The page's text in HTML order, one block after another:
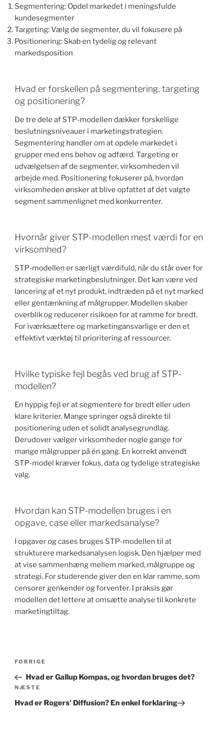
Segmentering: Opdel markedet i meningsfulde
kundesegmenter
Targeting: Vælg de segmenter, du vil fokusere på
Positionering: Skab en tydelig og relevant
markedsposition
Hvad er forskellen på segmentering, targeting
og positionering?
De tre dele af STP-modellen dækker forskellige
beslutningsniveauer i marketingstrategien.
Segmentering handler om at opdele markedet i
grupper med ens behov og adfærd. Targeting er
udvælgelsen af de segmenter, virksomheden vil
arbejde med. Positionering fokuserer på, hvordan
virksomheden ønsker at blive opfattet af det valgte
segment sammenlignet med konkurrenter.
Hvornår giver STP-modellen mest værdi for en
virksomhed?
STP-modellen er særligt værdifuld, når du står over for
strategiske marketingbeslutninger. Det kan være ved
lancering af et nyt produkt, indtræden på et nyt marked
eller gentænkning af målgrupper. Modellen skaber
overblik og reducerer risikoen for at ramme for bredt.
For iværksættere og marketingansvarlige er den et
effektivt værktøj til prioritering af ressourcer.
Hvilke typiske fejl begås ved brug af STP-
modellen?
En hyppig fejl er at segmentere for bredt eller uden
klare kriterier. Mange springer også direkte til
positionering uden et solidt analysegrundlag.
Derudover vælger virksomheder nogle gange for
mange målgrupper på én gang. En korrekt anvendt
STP-model kræver fokus, data og tydelige strategiske
valg.
Hvordan kan STP-modellen bruges i en
opgave, case eller markedsanalyse?
I opgaver og cases bruges STP-modellen til at
strukturere markedsanalysen logisk. Den hjælper med
at vise sammenhæng mellem marked, målgruppe og
strategi. For studerende giver den en klar ramme, som
censorer genkender og forventer. I praksis gør
modellen det lettere at omsætte analyse til konkrete
marketingtiltag.
Indlægsnavigation
Forrige
indlæg
FORRIGE
Hvad er Gallup Kompas, og hvordan bruges det?
Næste
indlæg
NÆSTE
Hvad er Rogers’ Diffusion? En enkel forklaring